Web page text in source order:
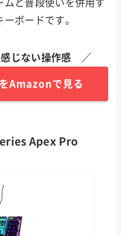
ムと普段使いを併用す
ボードです。
じない操作感 ／
Amazonで見る
Apex Pro